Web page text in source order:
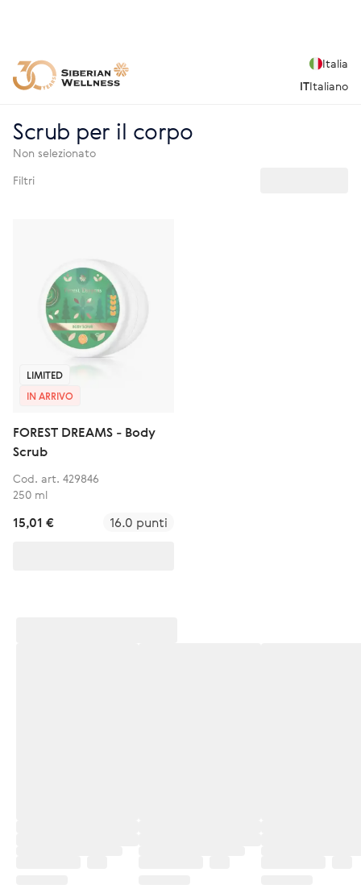
Italia
ITItaliano
Scrub per il corpo
Non selezionato
Filtri
LIMITED
IN ARRIVO
FOREST DREAMS - Body
Scrub
Cod. art. 429846
250 ml
15,01 € 16.0 punti